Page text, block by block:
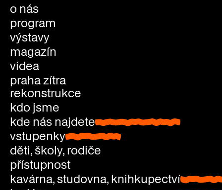
o nás
program
výstavy
magazín
videa
praha zítra
rekonstrukce
kdo jsme
kde nás najdetekde nás najdete
vstupenkyvstupenky
děti, školy, rodiče
přístupnost
kavárna, studovna, knihkupectví